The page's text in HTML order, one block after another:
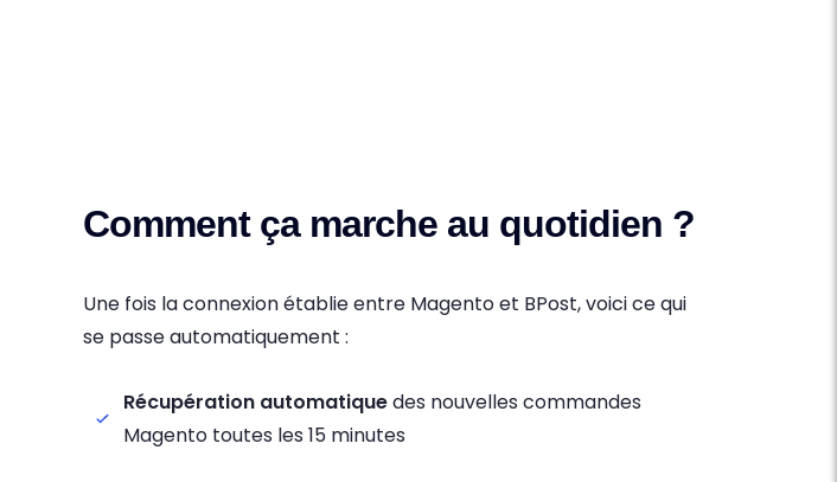
Comment ça marche au quotidien ?
Une fois la connexion établie entre Magento et BPost, voici ce qui
se passe automatiquement :
Récupération automatiquedes nouvelles commandes
Magento toutes les 15 minutes